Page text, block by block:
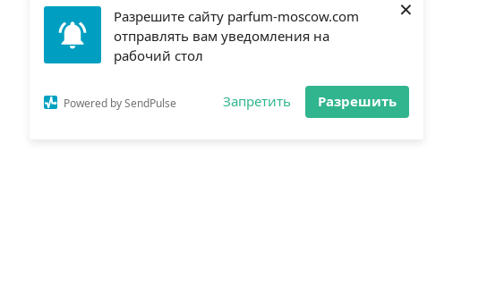
Разрешите сайту parfum-moscow.com
отправлять вам уведомления на
рабочий стол
Powered by SendPulse Запретить Разрешить
×